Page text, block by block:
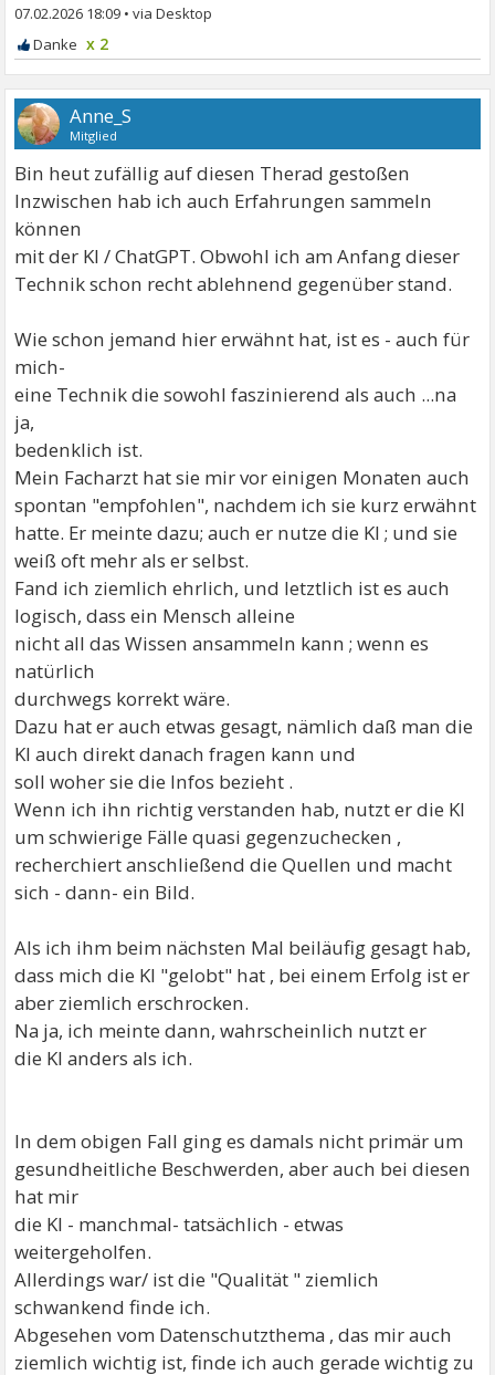
07.02.2026 18:09 •
x 2
Anne_S
Mitglied
Bin heut zufällig auf diesen Therad gestoßen
Inzwischen hab ich auch Erfahrungen sammeln
können
mit der KI / ChatGPT. Obwohl ich am Anfang dieser
Technik schon recht ablehnend gegenüber stand.
Wie schon jemand hier erwähnt hat, ist es - auch für
mich-
eine Technik die sowohl faszinierend als auch ...na
ja,
bedenklich ist.
Mein Facharzt hat sie mir vor einigen Monaten auch
spontan "empfohlen", nachdem ich sie kurz erwähnt
hatte. Er meinte dazu; auch er nutze die KI ; und sie
weiß oft mehr als er selbst.
Fand ich ziemlich ehrlich, und letztlich ist es auch
logisch, dass ein Mensch alleine
nicht all das Wissen ansammeln kann ; wenn es
natürlich
durchwegs korrekt wäre.
Dazu hat er auch etwas gesagt, nämlich daß man die
KI auch direkt danach fragen kann und
soll woher sie die Infos bezieht .
Wenn ich ihn richtig verstanden hab, nutzt er die KI
um schwierige Fälle quasi gegenzuchecken ,
recherchiert anschließend die Quellen und macht
sich - dann- ein Bild.
Als ich ihm beim nächsten Mal beiläufig gesagt hab,
dass mich die KI "gelobt" hat , bei einem Erfolg ist er
aber ziemlich erschrocken.
Na ja, ich meinte dann, wahrscheinlich nutzt er
die KI anders als ich.
In dem obigen Fall ging es damals nicht primär um
gesundheitliche Beschwerden, aber auch bei diesen
hat mir
die KI - manchmal- tatsächlich - etwas
weitergeholfen.
Allerdings war/ ist die "Qualität " ziemlich
schwankend finde ich.
Abgesehen vom Datenschutzthema , das mir auch
ziemlich wichtig ist, finde ich auch gerade wichtig zu